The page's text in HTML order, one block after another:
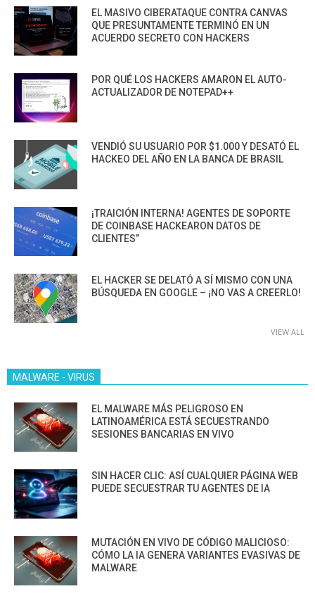
EL MASIVO CIBERATAQUE CONTRA CANVAS
QUE PRESUNTAMENTE TERMINÓ EN UN
ACUERDO SECRETO CON HACKERS
POR QUÉ LOS HACKERS AMARON EL AUTO-
ACTUALIZADOR DE NOTEPAD++
VENDIÓ SU USUARIO POR $1.000 Y DESATÓ EL
HACKEO DEL AÑO EN LA BANCA DE BRASIL
¡TRAICIÓN INTERNA! AGENTES DE SOPORTE
DE COINBASE HACKEARON DATOS DE
CLIENTES”
EL HACKER SE DELATÓ A SÍ MISMO CON UNA
BÚSQUEDA EN GOOGLE – ¡NO VAS A CREERLO!
VIEW ALL
MALWARE - VIRUS
EL MALWARE MÁS PELIGROSO EN
LATINOAMÉRICA ESTÁ SECUESTRANDO
SESIONES BANCARIAS EN VIVO
SIN HACER CLIC: ASÍ CUALQUIER PÁGINA WEB
PUEDE SECUESTRAR TU AGENTES DE IA
MUTACIÓN EN VIVO DE CÓDIGO MALICIOSO:
CÓMO LA IA GENERA VARIANTES EVASIVAS DE
MALWARE